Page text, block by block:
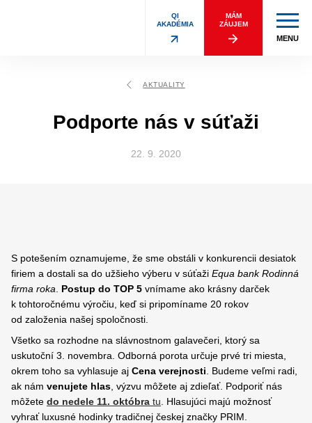
QI
AKADÉMIA
MÁM
ZÁUJEM
MENU
AKTUALITY
Podporte nás v súťaži
22. 9. 2020
S potešením oznamujeme, že sme obstáli v konkurencii desiatok
firiem a dostali sa do užšieho výberu v súťaži Equa bank Rodinná
firma roka
Postup do TOP 5 vnímame ako krásny darček
k tohtoročnému výročiu, keď si pripomíname 20 rokov
od založenia našej spoločnosti.
Všetko sa rozhodne na slávnostnom galavečeri, ktorý sa
uskutoční 3. novembra. Odborná porota určuje prvé tri miesta,
okrem toho sa vyhlasuje aj Cena verejnosti . Budeme veľmi radi,
ak nám venujete hlas , výzvu môžete aj zdieľať. Podporiť nás
môžete do nedele 11. októbra tu . Hlasujúci majú možnosť
vyhrať luxusné hodinky tradičnej českej značky PRIM.